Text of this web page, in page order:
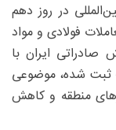
در روز دهم
فولادی و مواد
صادراتی ایران با
هر تن فوب ثبت شده، موضوعی
منطقه و کاهش